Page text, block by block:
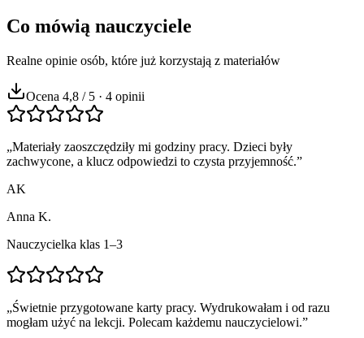
Co mówią nauczyciele
Realne opinie osób, które już korzystają z materiałów
Ocena 4,8 / 5 · 4 opinii
„Materiały zaoszczędziły mi godziny pracy. Dzieci były
zachwycone, a klucz odpowiedzi to czysta przyjemność.”
AK
Anna K.
Nauczycielka klas 1–3
„Świetnie przygotowane karty pracy. Wydrukowałam i od razu
mogłam użyć na lekcji. Polecam każdemu nauczycielowi.”